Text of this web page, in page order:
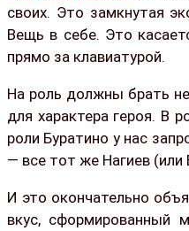
своих. Это замкнутая
Вещь в себе. Это
прямо за клавиатурой.
На роль должны брать
для характера героя. В
роли Буратино у нас
— все тот же Нагиев (или
И это окончательно
вкус, сформированный